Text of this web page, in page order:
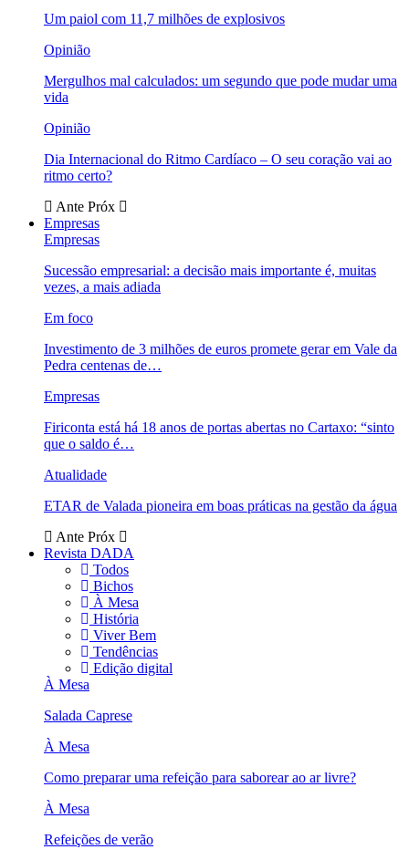
Um paiol com 11,7 milhões de explosivos
Opinião
Mergulhos mal calculados: um segundo que pode mudar uma
vida
Opinião
Dia Internacional do Ritmo Cardíaco – O seu coração vai ao
ritmo certo?
Ante Próx
Empresas
Empresas
Sucessão empresarial: a decisão mais importante é, muitas
vezes, a mais adiada
Em foco
Investimento de 3 milhões de euros promete gerar em Vale da
Pedra centenas de…
Empresas
Firiconta está há 18 anos de portas abertas no Cartaxo: “sinto
que o saldo é…
Atualidade
ETAR de Valada pioneira em boas práticas na gestão da água
Ante Próx
Revista DADA
Todos
Bichos
À Mesa
História
Viver Bem
Tendências
Edição digital
À Mesa
Salada Caprese
À Mesa
Como preparar uma refeição para saborear ao ar livre?
À Mesa
Refeições de verão